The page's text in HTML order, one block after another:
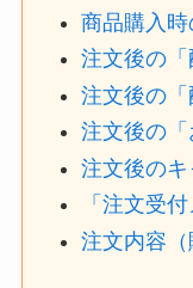
商品購入
注文後の
注文後の
注文後の
注文後の
「注文受
注文内容